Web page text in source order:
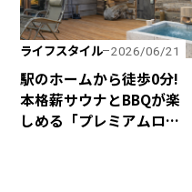
ライフスタイル 2026/06/21
駅のホームから徒歩0分!
本格薪サウナとBBQが楽
しめる「プレミアムログ